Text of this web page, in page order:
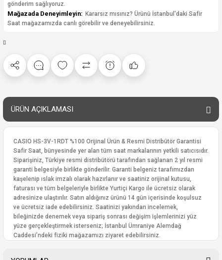
gönderim sağlıyoruz.
Mağazada Deneyimleyin: Kararsız mısınız? Ürünü İstanbul'daki Safir
Saat mağazamızda canlı görebilir ve deneyebilirsiniz.
ÜRÜN AÇIKLAMASI
CASIO HS-3V-1RDT %100 Orijinal Ürün & Resmi Distribütör Garantisi
Safir Saat, bünyesinde yer alan tüm saat markalarının yetkili satıcısıdır.
Siparişiniz, Türkiye resmi distribütörü tarafından sağlanan 2 yıl resmi
garanti belgesiyle birlikte gönderilir. Garanti belgeniz tarafımızdan
kaşelenip ıslak imzalı olarak hazırlanır ve saatiniz orijinal kutusu,
faturası ve tüm belgeleriyle birlikte Yurtiçi Kargo ile ücretsiz olarak
adresinize ulaştırılır. Satın aldığınız ürünü 14 gün içerisinde koşulsuz
ve ücretsiz iade edebilirsiniz. Saatinizi yakından incelemek,
bileğinizde denemek veya sipariş sonrası değişim işlemlerinizi yüz
yüze gerçekleştirmek isterseniz; İstanbul Ümraniye Alemdağ
Caddesi’ndeki fiziki mağazamızı ziyaret edebilirsiniz.